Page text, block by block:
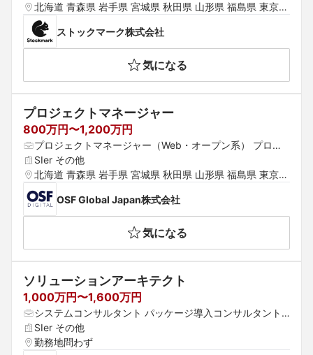
系）
北海道 青森県 岩手県 宮城県 秋田県 山形県 福島県 東京都
神奈川県 埼玉県 千葉県 茨城県 群馬県 栃木県 愛知県 静岡
県 岐阜県 三重県 山梨県 新潟県 富山県 石川県 福井県 長
野県 大阪府 京都府 兵庫県 滋賀県 奈良県 和歌山県 鳥取県
島根県 岡山県 広島県 山口県 徳島県 香川県 愛媛県 高知県
福岡県 佐賀県 長崎県 熊本県 大分県 宮崎県 鹿児島県 沖縄
県
ストックマーク株式会社
気になる
プロジェクトマネージャー
800万円〜1,200万円
プロジェクトマネージャー（Web・オープン系） プロジ
ェクトリーダー（Web・オープン系） Webプロデューサ
ー・ディレクター
SIer その他
北海道 青森県 岩手県 宮城県 秋田県 山形県 福島県 東京都
神奈川県 埼玉県 千葉県 茨城県 群馬県 栃木県 愛知県 静岡
県 岐阜県 三重県 山梨県 新潟県 富山県 石川県 福井県 長
野県 大阪府 京都府 兵庫県 滋賀県 奈良県 和歌山県 鳥取県
島根県 岡山県 広島県 山口県 徳島県 香川県 愛媛県 高知県
福岡県 佐賀県 長崎県 熊本県 大分県 宮崎県 鹿児島県 沖縄
県
OSF Global Japan株式会社
気になる
ソリューションアーキテクト
1,000万円〜1,600万円
システムコンサルタント パッケージ導入コンサルタント
プロジェクトマネージャー（Web・オープン系）
SIer その他
勤務地問わず